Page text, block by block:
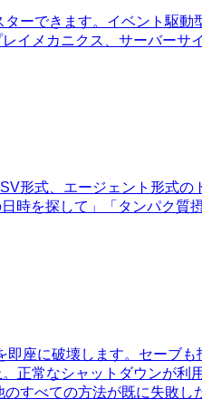
ーできます。イベント駆
イメカニクス、サーバー
形式、エージェント形式
時を探して」「タンパク
座に破壊します。セーブ
正常なシャットダウンが
すべての方法が既に失敗し